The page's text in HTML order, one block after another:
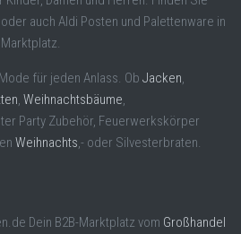
auch Aldi Posten und Palettenware in
für jeden Anlass. Ob Jacken
Weihnachtsbäume
Party Zubehör, Feuerwerkskörper
Weihnachts ,- oder Silvesterbraten.
Dein B2B-Marktplatz vom Großhandel